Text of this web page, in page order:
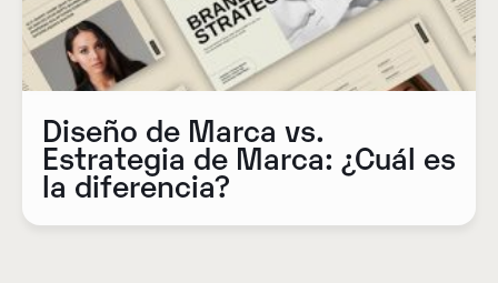
Diseño de Marca vs.
Estrategia de Marca: ¿Cuál es
la diferencia?